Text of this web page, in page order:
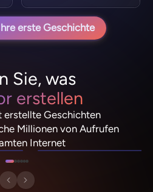
erste Geschichte
Sie, was
erstellen
erstellte Geschichten
Millionen von Aufrufen
Internet
PixelRonin
Momo The Moshroom